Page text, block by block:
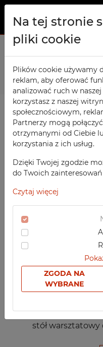
Na tej stronie
pliki cookie
Plików cookie używamy
reklam, aby oferować
analizować ruch w
korzystasz z naszej
społecznościowym,
Partnerzy mogą
otrzymanymi od Ciebie
korzystania z ich usług.
Dzięki Twojej zgodzie
do Twoich
Czytaj więcej
ZGODA NA
WYBRANE
O NAS
PRODUKTY
Szafy TECHCODE
Warsztatowe
Meble socjalne
Sportowe
Medyczne
Z nadrukiem
KONTAKT
ULUBIONE
OBSERWOWANE
LOGOWANIE
Poprzedni
stół warsztatowy